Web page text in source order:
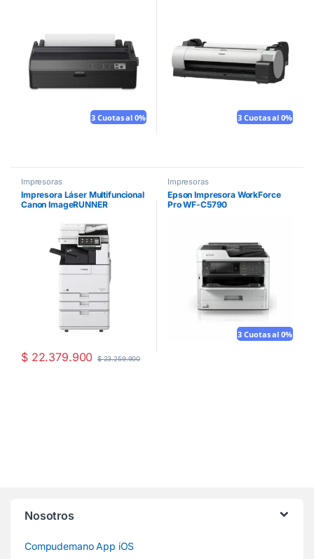
3 Cuotas al 0% 3 Cuotas al 0%
Impresoras
Impresora Láser Multifuncional
Canon ImageRUNNER
$22.379.900 $23.259.900
Impresoras
Epson Impresora WorkForce
Pro WF-C5790
3 Cuotas al 0%
Nosotros
Compudemano App iOS